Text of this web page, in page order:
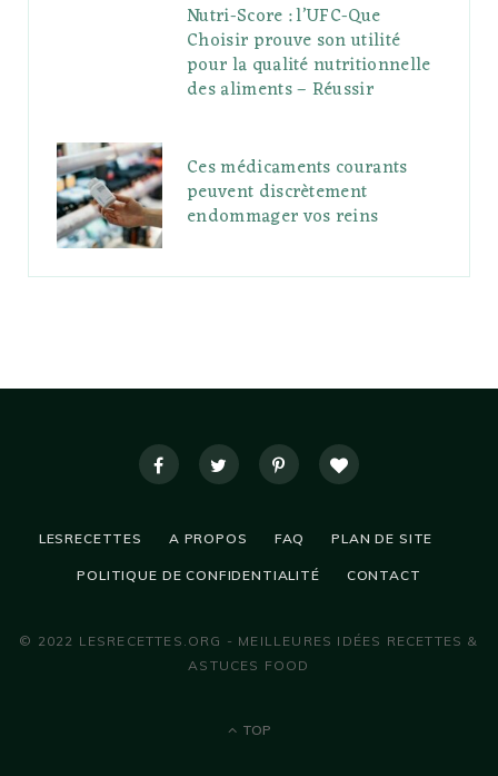
Nutri-Score : l’UFC-Que
Choisir prouve son utilité
pour la qualité nutritionnelle
des aliments – Réussir
Ces médicaments courants
peuvent discrètement
endommager vos reins
LESRECETTES A PROPOS FAQ PLAN DE SITE
POLITIQUE DE CONFIDENTIALITÉ CONTACT
© 2022 LESRECETTES.ORG - MEILLEURES IDÉES RECETTES &
ASTUCES FOOD
TOP